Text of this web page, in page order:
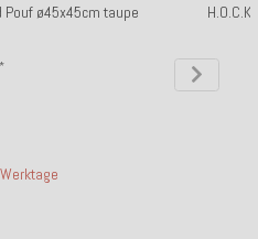
Pouf ø45x45cm taupe